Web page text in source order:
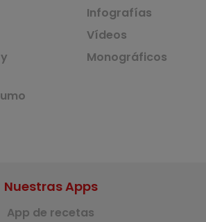
Infografías
Vídeos
Monográficos
Nuestras Apps
App de recetas